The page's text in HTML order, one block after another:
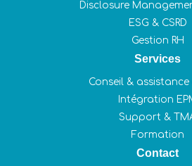
Disclosure
ESG & CSRD
Gestion RH
Services
Conseil &
Intégration
Support &
Formation
Contact